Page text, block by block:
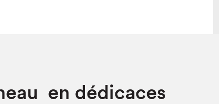
Programmation dans la ville
en dédicaces